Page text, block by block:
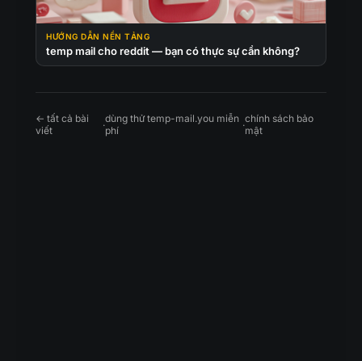
HƯỚNG DẪN NỀN TẢNG
temp mail cho reddit — bạn có thực sự cần không?
← tất cả bài
viết
·dùng thử temp-mail.you miễn
phí
·chính sách bảo
mật